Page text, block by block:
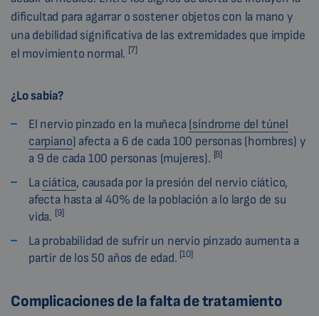
dificultad para agarrar o sostener objetos con la mano y
una debilidad significativa de las extremidades que impide
el movimiento normal. [7]
¿Lo sabía?
El nervio pinzado en la muñeca(síndrome del túnel
carpiano) afecta a 6 de cada 100 personas (hombres) y
a 9 de cada 100 personas (mujeres). [8]
Laciática, causada por la presión del nervio ciático,
afecta hasta al 40% de la población a lo largo de su
vida. [9]
La probabilidad de sufrir un nervio pinzado aumenta a
partir de los 50 años de edad. [10]
Complicaciones de la falta de tratamiento